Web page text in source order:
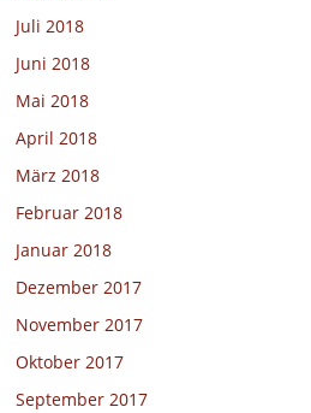
Juli 2018
Juni 2018
Mai 2018
April 2018
März 2018
Februar 2018
Januar 2018
Dezember 2017
November 2017
Oktober 2017
September 2017